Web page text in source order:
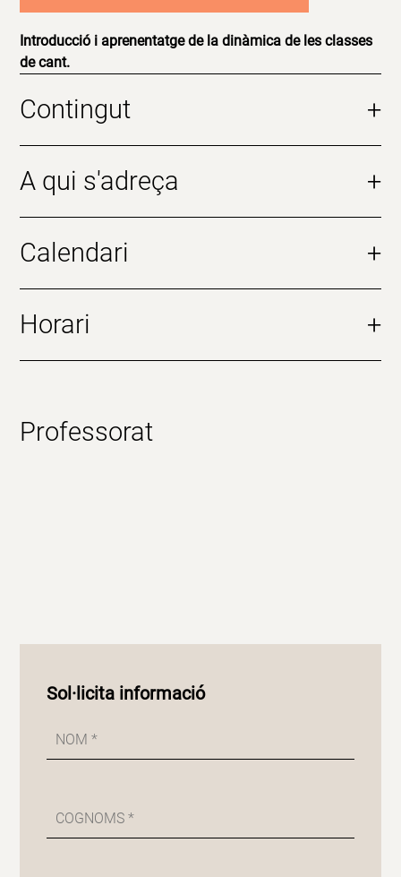
Introducció i aprenentatge de la dinàmica de les classes
de cant.
Contingut +
A qui s'adreça +
Calendari +
Horari +
Professorat
Sol·licita informació